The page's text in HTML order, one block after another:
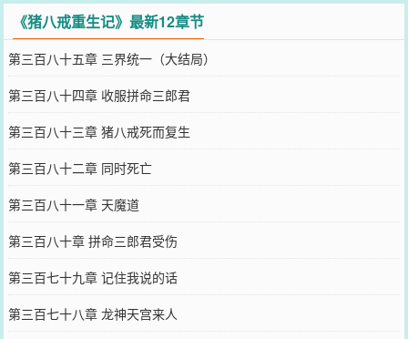
棍子，老猪却有昊天锤，神兵利器，两万三百斤，我宣布以后你是我
的小弟了！以后西游的主角是我，一边泡妞，
您要是觉得《
猪八戒重生记 》还不错的话请不要忘记向您QQ群和微博
微信里的朋友推荐哦！
《猪八戒重生记》最新12章节
第三百八十五章 三界统一（大结局）
第三百八十四章 收服拼命三郎君
第三百八十三章 猪八戒死而复生
第三百八十二章 同时死亡
第三百八十一章 天魔道
第三百八十章 拼命三郎君受伤
第三百七十九章 记住我说的话
第三百七十八章 龙神天宫来人